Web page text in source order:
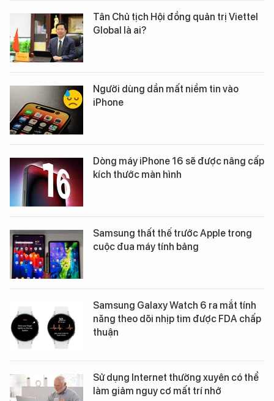
Tân Chủ tịch Hội đồng quản trị Viettel
Global là ai?
Người dùng dần mất niềm tin vào
iPhone
Dòng máy iPhone 16 sẽ được nâng cấp
kích thước màn hình
Samsung thất thế trước Apple trong
cuộc đua máy tính bảng
Samsung Galaxy Watch 6 ra mắt tính
năng theo dõi nhịp tim được FDA chấp
thuận
Sử dụng Internet thường xuyên có thể
làm giảm nguy cơ mất trí nhớ